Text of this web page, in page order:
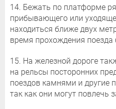
14. Бежать по платформе
прибывающего или
находиться ближе двух
время прохождения поезда
15. На железной дороге
на рельсы посторонних
поездов камнями и другие
так как они могут повлечь